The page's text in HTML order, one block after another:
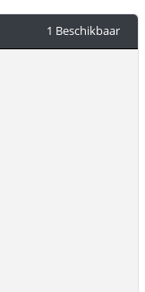
1 Beschikbaar